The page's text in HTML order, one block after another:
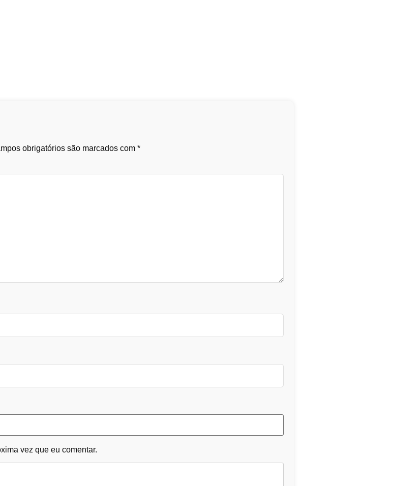
obrigatórios são marcados com *
vez que eu comentar.